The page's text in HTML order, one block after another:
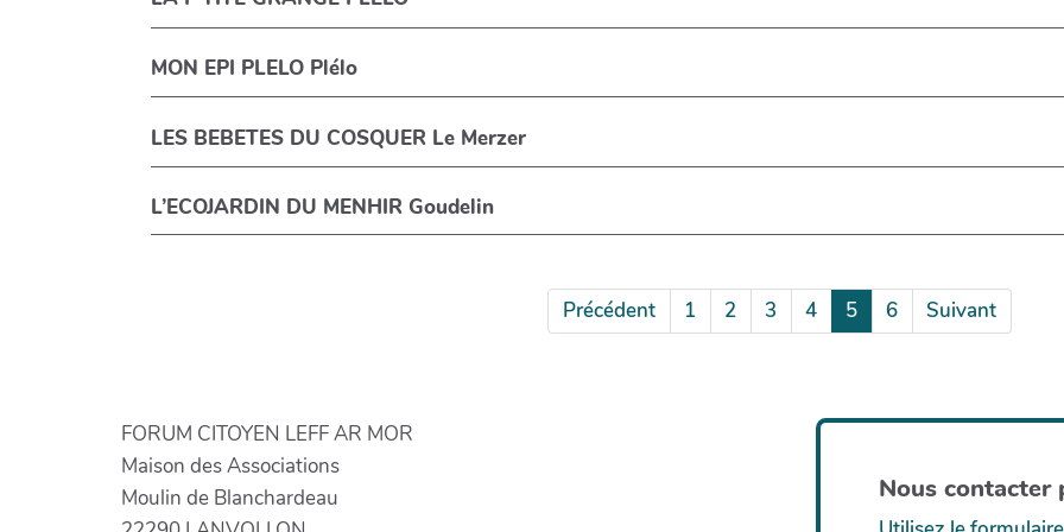
MON EPI PLELO Plélo
LES BEBETES DU COSQUER Le Merzer
L’ECOJARDIN DU MENHIR Goudelin
Précédent 1 2 3 4 5 6 Suivant
FORUM CITOYEN LEFF AR MOR
Maison des Associations
Moulin de Blanchardeau
Nous contacter